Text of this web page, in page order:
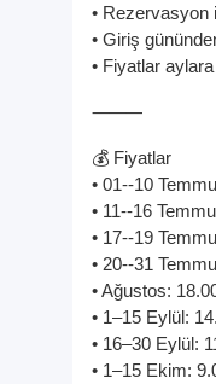
• Rezervasyon
• Giriş
• Fiyatlar
⸻
💰 Fiyatlar
• 01--10
• 11--16
• 17--19
• 20--31
• Ağustos:
• 1–15 Eylül:
• 16–30 Eylül:
• 1–15 Ekim: